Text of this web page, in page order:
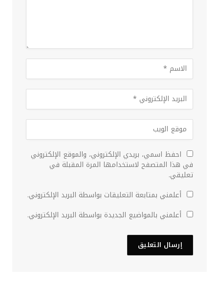
احفظ اسمي، بريدي الإلكتروني، والموقع الإلكتروني
في هذا المتصفح لاستخدامها المرة المقبلة في
تعليقي.
أعلمني بمتابعة التعليقات بواسطة البريد الإلكتروني.
أعلمني بالمواضيع الجديدة بواسطة البريد الإلكتروني.